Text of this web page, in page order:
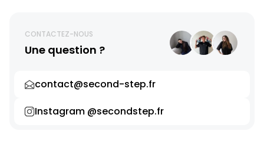
CONTACTEZ-NOUS
Une question ?
contact@second-step.fr
Instagram @secondstep.fr